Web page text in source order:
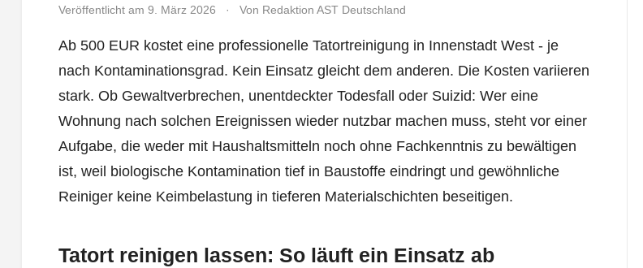
Veröffentlicht am 9. März 2026 · Von Redaktion AST Deutschland
Ab 500 EUR kostet eine professionelle Tatortreinigung in Innenstadt West - je
nach Kontaminationsgrad. Kein Einsatz gleicht dem anderen. Die Kosten variieren
stark. Ob Gewaltverbrechen, unentdeckter Todesfall oder Suizid: Wer eine
Wohnung nach solchen Ereignissen wieder nutzbar machen muss, steht vor einer
Aufgabe, die weder mit Haushaltsmitteln noch ohne Fachkenntnis zu bewältigen
ist, weil biologische Kontamination tief in Baustoffe eindringt und gewöhnliche
Reiniger keine Keimbelastung in tieferen Materialschichten beseitigen.
Tatort reinigen lassen: So läuft ein Einsatz ab